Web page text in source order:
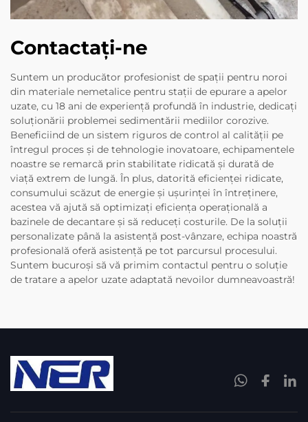
Contactați-ne
Suntem un producător profesionist de spații pentru noroi
din materiale nemetalice pentru stații de epurare a apelor
uzate, cu 18 ani de experiență profundă în industrie, dedicați
soluționării problemei sedimentării mediilor corozive.
Beneficiind de un sistem riguros de control al calității pe
întregul proces și de tehnologie inovatoare, echipamentele
noastre se remarcă prin stabilitate ridicată și durată de
viață extrem de lungă. În plus, datorită eficienței ridicate,
consumului scăzut de energie și ușurinței în întreținere,
acestea vă ajută să optimizați eficiența operațională a
bazinele de decantare și să reduceți costurile. De la soluții
personalizate până la asistență post-vânzare, echipa noastră
profesională oferă asistență pe tot parcursul procesului.
Suntem bucuroși să vă primim contactul pentru o soluție
de tratare a apelor uzate adaptată nevoilor dumneavoastră!